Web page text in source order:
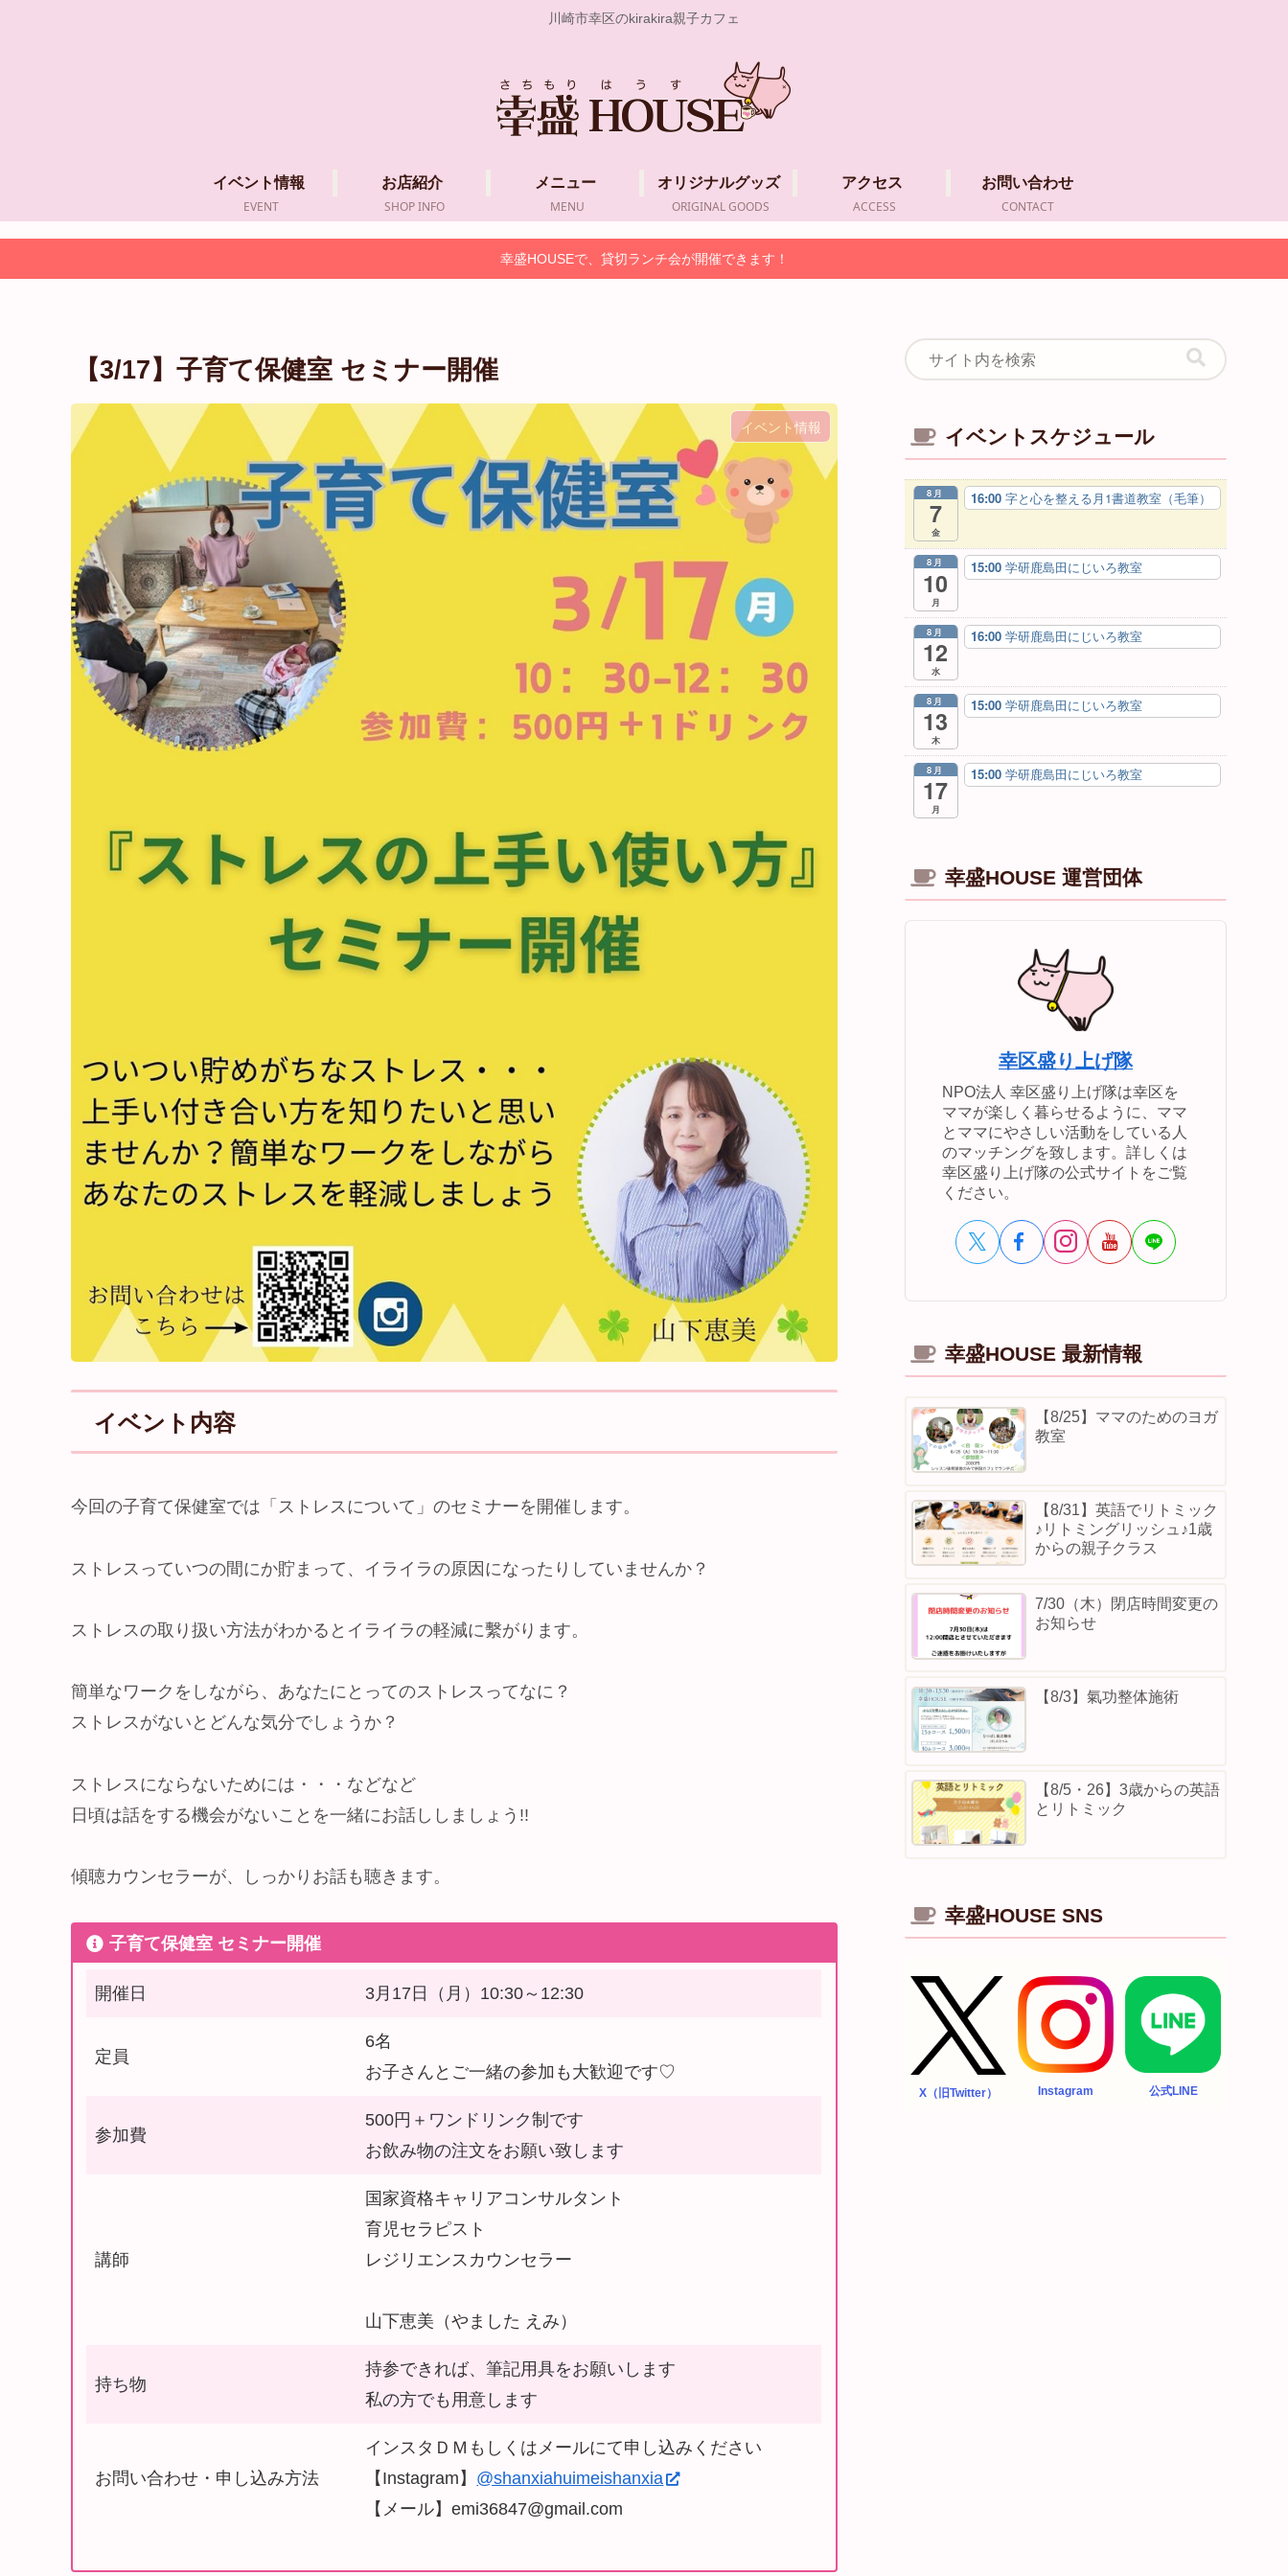
川崎市幸区のkirakira親子カフェ
イベント情報
EVENT
お店紹介
SHOP INFO
メニュー
MENU
オリジナルグッズ
ORIGINAL GOODS
アクセス
ACCESS
お問い合わせ
CONTACT
幸盛HOUSEで、貸切ランチ会が開催できます！
【3/17】⁡子育て保健室 セミナー開催
イベント情報
イベント内容
今回の子育て保健室では「ストレスについて」のセミナーを開催します。
ストレスっていつの間にか貯まって、イライラの原因になったりしていませんか？
ストレスの取り扱い方法がわかるとイライラの軽減に繫がります。
簡単なワークをしながら、あなたにとってのストレスってなに？
ストレスがないとどんな気分でしょうか？
ストレスにならないためには・・・などなど
日頃は話をする機会がないことを一緒にお話ししましょう!!
傾聴カウンセラーが、しっかりお話も聴きます。
子育て保健室 セミナー開催
開催日 3月17日（月）10:30～12:30
定員
6名
お子さんとご一緒の参加も大歓迎です♡
参加費
500円＋ワンドリンク制です
お飲み物の注文をお願い致します
講師
国家資格キャリアコンサルタント
育児セラピスト
レジリエンスカウンセラー
山下恵美（やました えみ）
持ち物
持参できれば、筆記用具をお願いします
私の方でも用意します
お問い合わせ・申し込み方法
インスタＤＭもしくはメールにて申し込みください
【Instagram】 @shanxiahuimeishanxia
【メール】emi36847@gmail.com
イベントスケジュール
8月
7
金
16:00 字と心を整える月1書道教室（毛筆）
8月
10
月
15:00 学研鹿島田にじいろ教室
8月
12
水
16:00 学研鹿島田にじいろ教室
8月
13
木
15:00 学研鹿島田にじいろ教室
8月
17
月
15:00 学研鹿島田にじいろ教室
幸盛HOUSE 運営団体
幸区盛り上げ隊
NPO法人 幸区盛り上げ隊は幸区を
ママが楽しく暮らせるように、ママ
とママにやさしい活動をしている人
のマッチングを致します。詳しくは
幸区盛り上げ隊の公式サイトをご覧
ください。
幸盛HOUSE 最新情報
【8/25】ママのためのヨガ
教室
【8/31】英語でリトミック
♪リトミングリッシュ♪1歳
からの親子クラス
7/30（木）閉店時間変更の
お知らせ
【8/3】⁡氣功整体施術
【8/5・26】3歳からの英語
とリトミック
幸盛HOUSE SNS
X（旧Twitter） Instagram 公式LINE